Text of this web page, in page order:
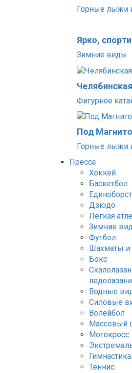
Горные лыжи
Ярко,
Зимние виды
Фигурное
Под
Горные лыжи
Пресса
Хоккей
Баскетбол
Дзюдо
Легкая
Зимние
Футбол
Шахматы
Бокс
Водные
Силовые
Волейбол
Массовый
Мотокросс
Теннис